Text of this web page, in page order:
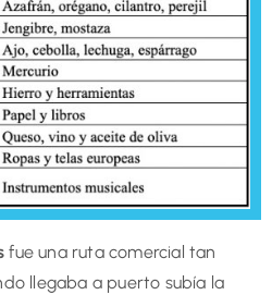
fue una ruta comercial tan
llegaba a puerto subía la